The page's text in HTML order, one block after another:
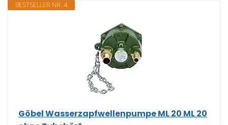
BESTSELLER NR. 4
Göbel Wasserzapfwellenpumpe ML 20 ML 20